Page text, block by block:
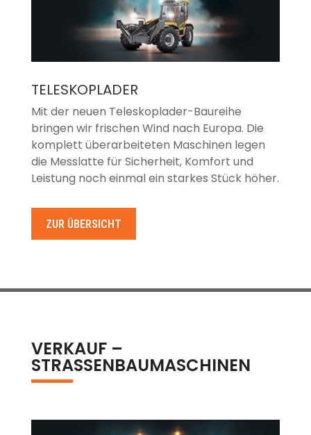
TELESKOPLADER
Mit der neuen Teleskoplader-Baureihe
bringen wir frischen Wind nach Europa. Die
komplett überarbeiteten Maschinen legen
die Messlatte für Sicherheit, Komfort und
Leistung noch einmal ein starkes Stück höher.
ZUR ÜBERSICHT
VERKAUF –
STRASSENBAUMASCHINEN